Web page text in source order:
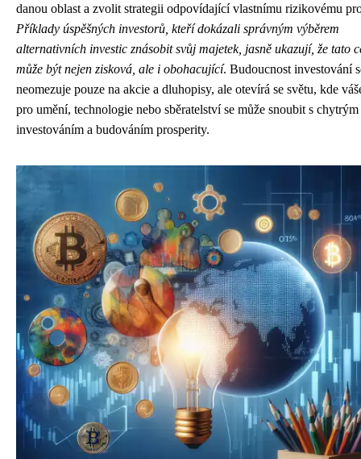
danou oblast a zvolit strategii odpovídající vlastnímu rizikovému
Příklady úspěšných investorů, kteří dokázali správným výběrem
alternativních investic znásobit svůj majetek, jasně ukazují, že tato
může být nejen zisková, ale i obohacující. Budoucnost investování
neomezuje pouze na akcie a dluhopisy, ale otevírá se světu, kde
pro umění, technologie nebo sběratelství se může snoubit s chytrým
investováním a budováním prosperity.